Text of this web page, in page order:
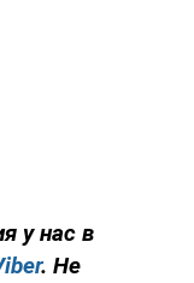
у нас в
. Не